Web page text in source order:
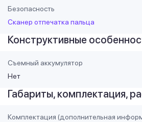
Безопасность
Сканер отпечатка пальца
Конструктивные
Съемный аккумулятор
Нет
Габариты, комплектация,
Комплектация (дополнительная